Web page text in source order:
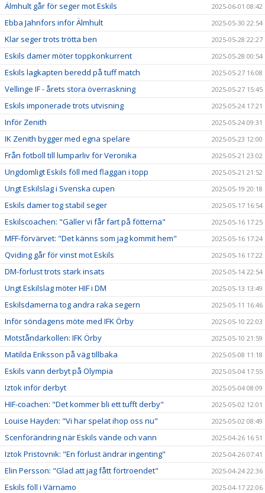
Älmhult går för seger mot Eskils 2025-06-01 08:42
Ebba Jahnfors inför Älmhult 2025-05-30 22:54
Klar seger trots trötta ben 2025-05-28 22:27
Eskils damer möter toppkonkurrent 2025-05-28 00:54
Eskils lagkapten beredd på tuff match 2025-05-27 16:08
Vellinge IF - årets stora överraskning 2025-05-27 15:45
Eskils imponerade trots utvisning 2025-05-24 17:21
Inför Zenith 2025-05-24 09:31
IK Zenith bygger med egna spelare 2025-05-23 12:00
Från fotboll till lumparliv för Veronika 2025-05-21 23:02
Ungdomligt Eskils föll med flaggan i topp 2025-05-21 21:52
Ungt Eskilslag i Svenska cupen 2025-05-19 20:18
Eskils damer tog stabil seger 2025-05-17 16:54
Eskilscoachen: "Gäller vi får fart på fötterna" 2025-05-16 17:25
MFF-förvärvet: "Det känns som jag kommit hem" 2025-05-16 17:24
Qviding går för vinst mot Eskils 2025-05-16 17:22
DM-förlust trots stark insats 2025-05-14 22:54
Ungt Eskilslag möter HIF i DM 2025-05-13 13:49
Eskilsdamerna tog andra raka segern 2025-05-11 16:46
Inför söndagens möte med IFK Örby 2025-05-10 22:03
Motståndarkollen: IFK Örby 2025-05-10 21:59
Matilda Eriksson på väg tillbaka 2025-05-08 11:18
Eskils vann derbyt på Olympia 2025-05-04 17:55
Iztok inför derbyt 2025-05-04 08:09
HIF-coachen: "Det kommer bli ett tufft derby" 2025-05-02 12:01
Louise Hayden: "Vi har spelat ihop oss nu" 2025-05-02 08:49
Scenförändring när Eskils vände och vann 2025-04-26 16:51
Iztok Pristovnik: "En förlust ändrar ingenting" 2025-04-26 07:41
Elin Persson: "Glad att jag fått förtroendet" 2025-04-24 22:36
Eskils föll i Värnamo 2025-04-17 22:06